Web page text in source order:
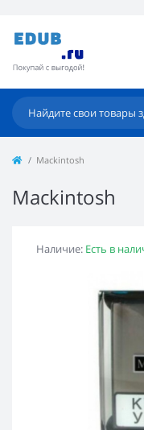
Mackintosh
Mackintosh
Наличие: Есть в